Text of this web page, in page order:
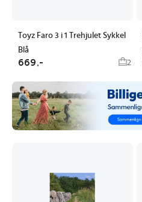
Toyz Faro 3 i 1 Trehjulet Sykkel
Blå
669,- 2